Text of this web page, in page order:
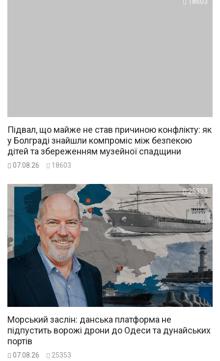
Підвал, що майже не став причиною конфлікту: як
у Болграді знайшли компроміс між безпекою
дітей та збереженням музейної спадщини
07.08.26 18603
25353
Морський заслін: данська платформа не
підпустить ворожі дрони до Одеси та дунайських
портів
07.08.26 25353